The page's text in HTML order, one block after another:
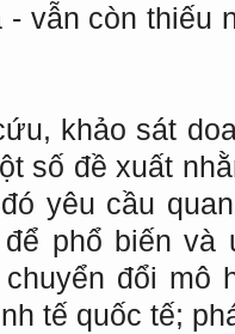
vẫn còn thiếu
khảo sát
số đề xuất
yêu cầu
phổ biến và
đổi mô
tế quốc tế;